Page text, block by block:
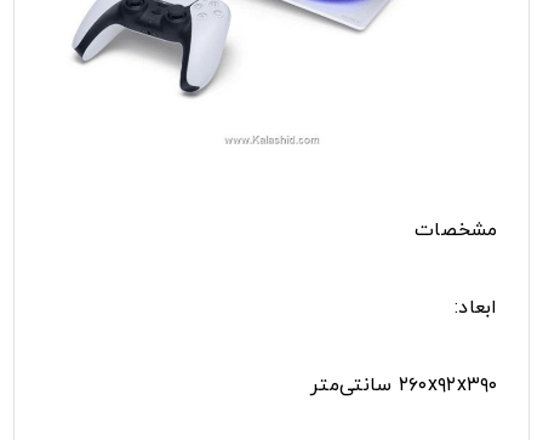
مشخصات
ابعاد:
۲۶۰x۹۲x۳۹۰ سانتی‌متر